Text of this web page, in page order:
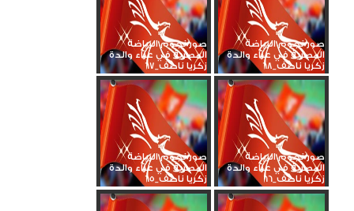
صور نجوم الرياضة
المصرية في عزاء والدة
زكريا ناصف_68
صور نجوم الرياضة
المصرية في عزاء والدة
زكريا ناصف_67
صور نجوم الرياضة
المصرية في عزاء والدة
زكريا ناصف_66
صور نجوم الرياضة
المصرية في عزاء والدة
زكريا ناصف_65